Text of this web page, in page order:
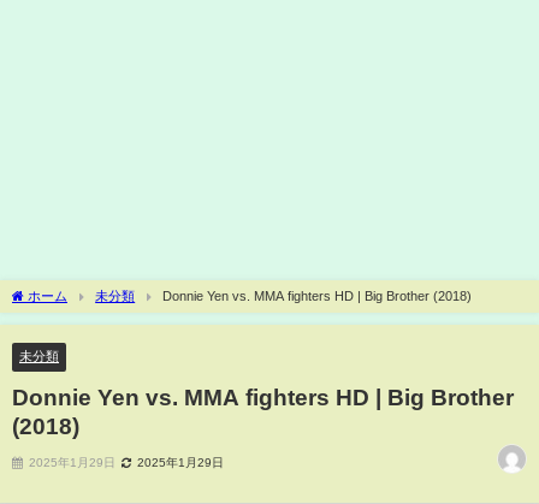
ホーム 未分類 Donnie Yen vs. MMA fighters HD | Big Brother (2018)
未分類
Donnie Yen vs. MMA fighters HD | Big Brother
(2018)
2025年1月29日 2025年1月29日